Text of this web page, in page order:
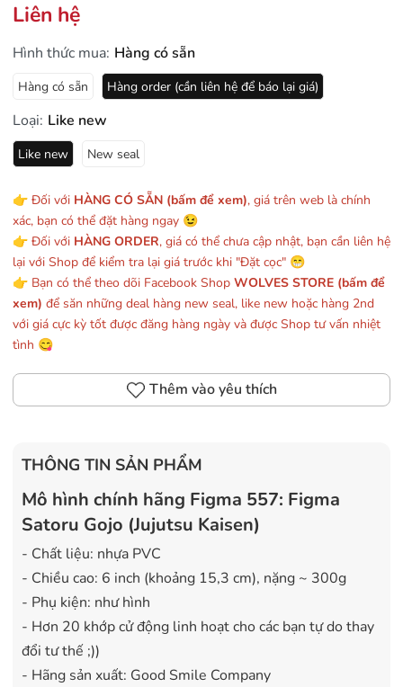
Liên hệ
Hình thức mua: Hàng có sẵn
Hàng có sẵn Hàng order (cần liên hệ để báo lại giá)
Loại: Like new
Like new New seal
👉 Đối với HÀNG CÓ SẴN (bấm để xem), giá trên web là chính
xác, bạn có thể đặt hàng ngay 😉
👉 Đối với HÀNG ORDER, giá có thể chưa cập nhật, bạn cần liên hệ
lại với Shop để kiểm tra lại giá trước khi "Đặt cọc" 😁
👉 Bạn có thể theo dõi Facebook Shop WOLVES STORE (bấm để
xem) để săn những deal hàng new seal, like new hoặc hàng 2nd
với giá cực kỳ tốt được đăng hàng ngày và được Shop tư vấn nhiệt
tình 😋
Thêm vào yêu thích
THÔNG TIN SẢN PHẨM
Mô hình chính hãng Figma 557: Figma
Satoru Gojo (Jujutsu Kaisen)
- Chất liệu: nhựa PVC
- Chiều cao: 6 inch (khoảng 15,3 cm), nặng ~ 300g
- Phụ kiện: như hình
- Hơn 20 khớp cử động linh hoạt cho các bạn tự do thay
đổi tư thế ;))
- Hãng sản xuất: Good Smile Company